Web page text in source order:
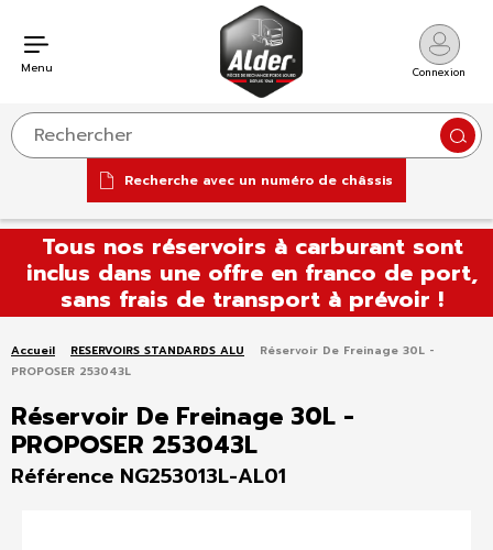
contenu
Tous nos réservoirs à carburant sont
inclus dans une offre en franco de port,
sans frais de transport à prévoir !
Recherche avec un numéro de châssis
Connexion
Menu
Accueil RESERVOIRS STANDARDS ALU
Réservoir De Freinage 30L -
PROPOSER 253043L
Réservoir De Freinage 30L -
PROPOSER 253043L
Référence NG253013L-AL01